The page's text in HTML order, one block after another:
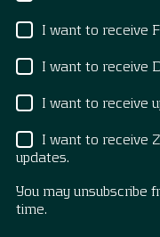
I want to receive
I want to receive
I want to receive
I want to receive
updates.
You may unsubscribe
time.